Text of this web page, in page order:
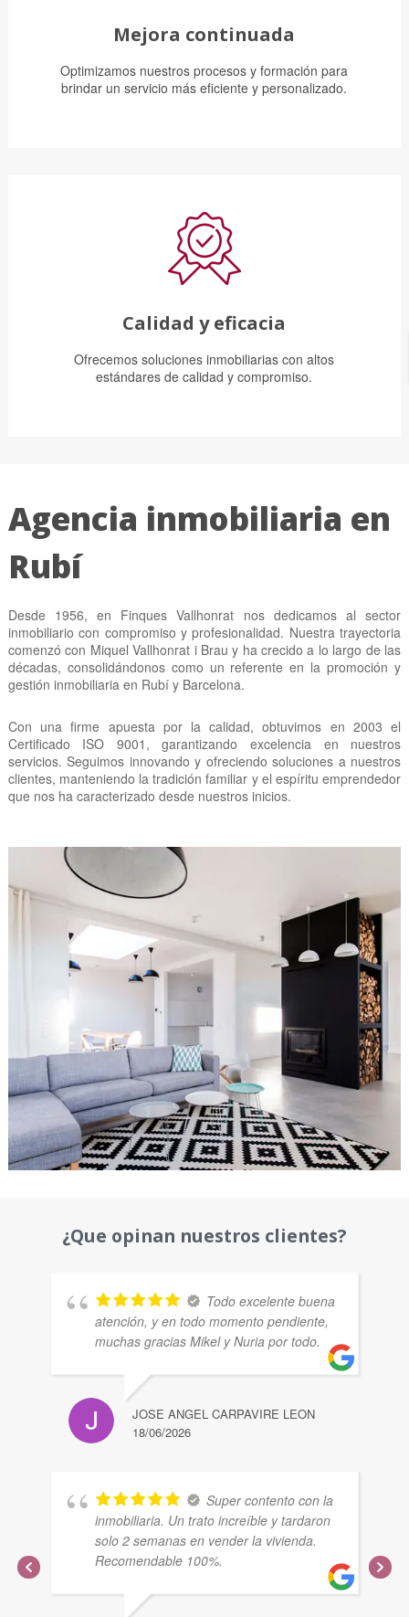
Mejora continuada
Optimizamos nuestros procesos y formación para
brindar un servicio más eficiente y personalizado.
Calidad y eficacia
Ofrecemos soluciones inmobiliarias con altos
estándares de calidad y compromiso.
Agencia inmobiliaria en
Rubí
Desde 1956, en Finques Vallhonrat nos dedicamos al sector
inmobiliario con compromiso y profesionalidad. Nuestra trayectoria
comenzó con Miquel Vallhonrat i Brau y ha crecido a lo largo de las
décadas, consolidándonos como un referente en la promoción y
gestión inmobiliaria en Rubí y Barcelona.
Con una firme apuesta por la calidad, obtuvimos en 2003 el
Certificado ISO 9001, garantizando excelencia en nuestros
servicios. Seguimos innovando y ofreciendo soluciones a nuestros
clientes, manteniendo la tradición familiar y el espíritu emprendedor
que nos ha caracterizado desde nuestros inicios.
¿Que opinan nuestros clientes?
Todo excelente buena
atención, y en todo momento pendiente,
muchas gracias Mikel y Nuria por todo.
JOSE ANGEL CARPAVIRE LEON
18/06/2026
Super contento con la
inmobiliaria. Un trato increíble y tardaron
solo 2 semanas en vender la vivienda.
Recomendable 100%.